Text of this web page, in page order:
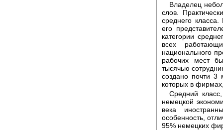
Владелец
слов.
среднего
его
категории
всех
национального
рабочих мест
тысячью
создано почти 3
которых в
Средний
немецкой
века
особенность,
95% немецких